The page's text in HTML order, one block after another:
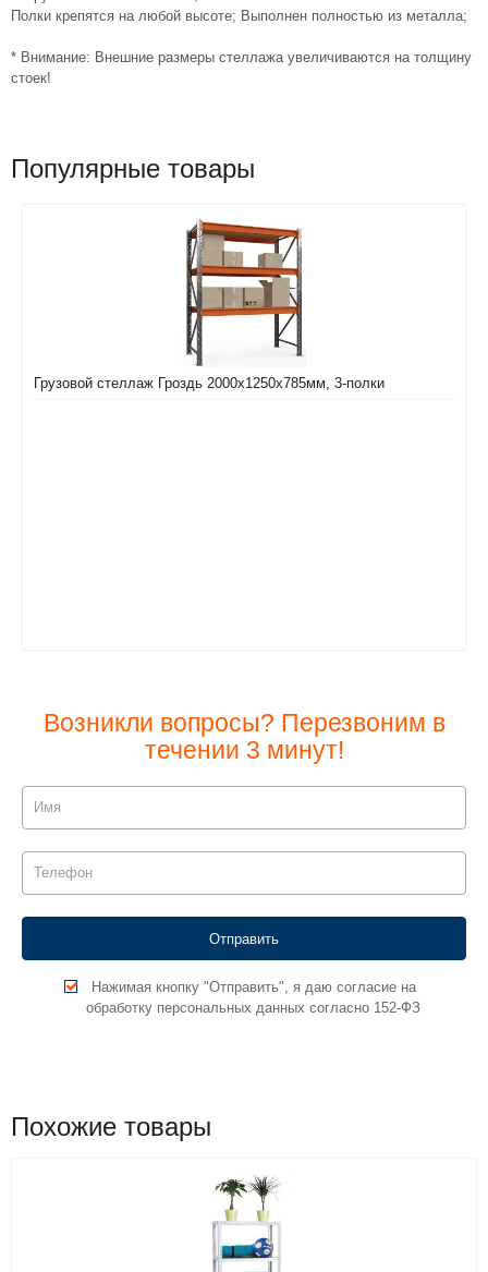
Полки крепятся на любой высоте; Выполнен полностью из металла;
* Внимание: Внешние размеры стеллажа увеличиваются на толщину
стоек!
Популярные товары
Грузовой стеллаж Гроздь 2000х1250х785мм, 3-полки
Возникли вопросы? Перезвоним в
течении 3 минут!
Нажимая кнопку "Отправить", я даю согласие на
обработку персональных данных согласно 152-ФЗ
Похожие товары